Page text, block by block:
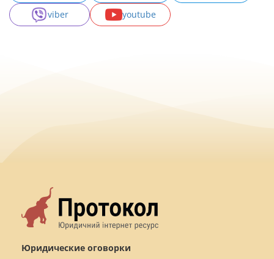
viber
youtube
Юридические оговорки